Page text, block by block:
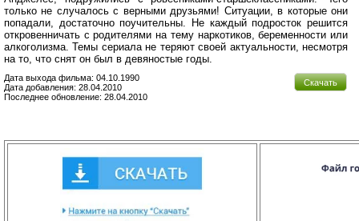
только не случалось с верными друзьями! Ситуации, в которые они
попадали, достаточно поучительны. Не каждый подросток решится
откровенничать с родителями на тему наркотиков, беременности или
алкоголизма. Темы сериала не теряют своей актуальности, несмотря
на то, что снят он был в девяностые годы.
Скачать
Дата выхода фильма: 04.10.1990
Дата добавления: 28.04.2010
Последнее обновление: 28.04.2010